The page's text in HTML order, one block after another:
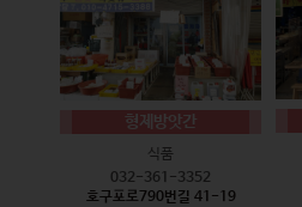
형제방앗간
식품
032-361-3352
호구포로790번길 41-19